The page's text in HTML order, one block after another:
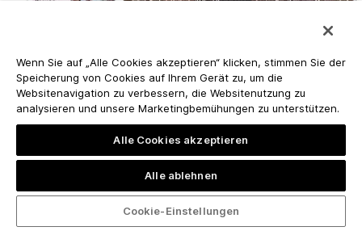
Wenn Sie auf „Alle Cookies akzeptieren“ klicken, stimmen Sie der
Speicherung von Cookies auf Ihrem Gerät zu, um die
Websitenavigation zu verbessern, die Websitenutzung zu
analysieren und unsere Marketingbemühungen zu unterstützen.
Alle Cookies akzeptieren
Alle ablehnen
Cookie-Einstellungen